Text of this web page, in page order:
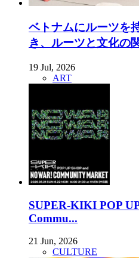
ベトナムにルーツを
き、ルーツと文化の
19 Jul, 2026
ART
SUPER-KIKI POP
Commu...
21 Jun, 2026
CULTURE